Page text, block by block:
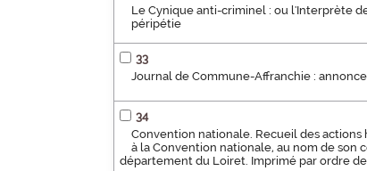
Le Cynique anti-criminel : ou l'Interprète
péripétie
33
Journal de Commune-Affranchie :
34
Convention nationale. Recueil des actions
à la Convention nationale, au nom de
département du Loiret. Imprimé par ordre